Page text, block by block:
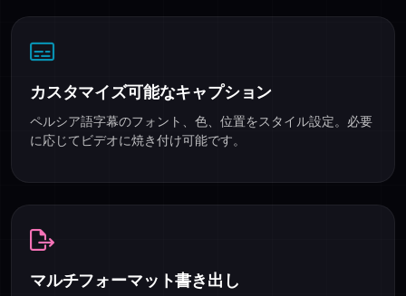
カスタマイズ可能なキャプション
ペルシア語字幕のフォント、色、位置をスタイル設定。必要
に応じてビデオに焼き付け可能です。
マルチフォーマット書き出し